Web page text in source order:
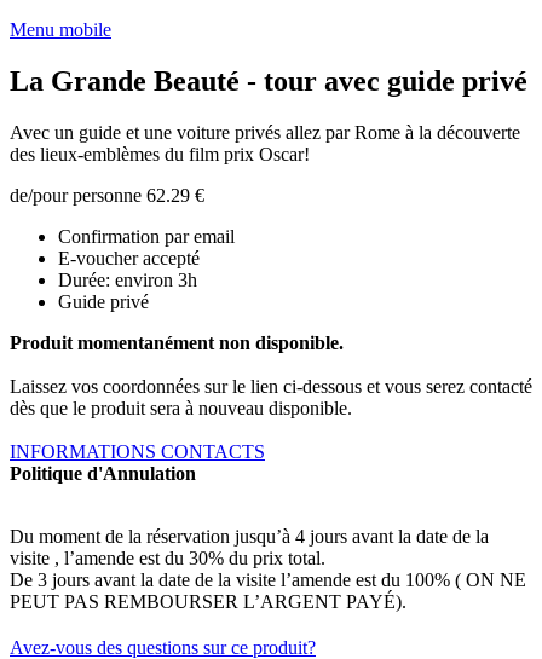
Menu mobile
La Grande Beauté - tour avec guide privé
Avec un guide et une voiture privés allez par Rome à la découverte
des lieux-emblèmes du film prix Oscar!
de/pour personne 62.29 €
Confirmation par email
E-voucher accepté
Durée: environ 3h
Guide privé
Produit momentanément non disponible.
Laissez vos coordonnées sur le lien ci-dessous et vous serez contacté
dès que le produit sera à nouveau disponible.
INFORMATIONS CONTACTS
Politique d'Annulation
Du moment de la réservation jusqu’à 4 jours avant la date de la
visite , l’amende est du 30% du prix total.
De 3 jours avant la date de la visite l’amende est du 100% ( ON NE
PEUT PAS REMBOURSER L’ARGENT PAYÉ).
Avez-vous des questions sur ce produit?